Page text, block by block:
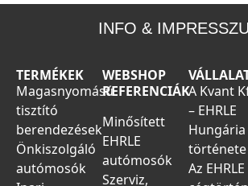
INFO &
TERMÉKEK
Magasnyomású
tisztító
berendezések
Önkiszolgáló
autómosók
WEBSHOP
REFERENCIÁK
Minősített
EHRLE
autómosók
Szerviz,
A Kvant
– EHRLE
Hungária
története
Az EHRLE